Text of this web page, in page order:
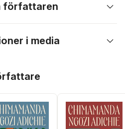
författaren
i media